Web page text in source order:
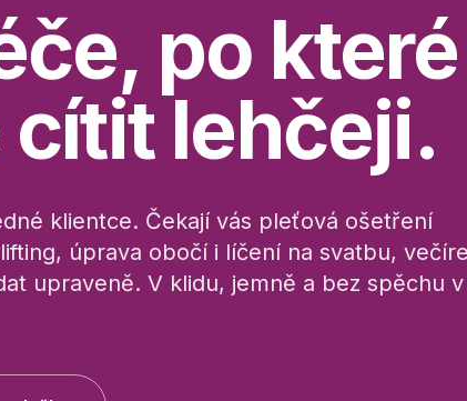
po které
cítitlehčeji.
klientce. Čekají vás pleťová ošetření
úprava obočí i líčení na svatbu,
upraveně. V klidu, jemně a bez spěchu v